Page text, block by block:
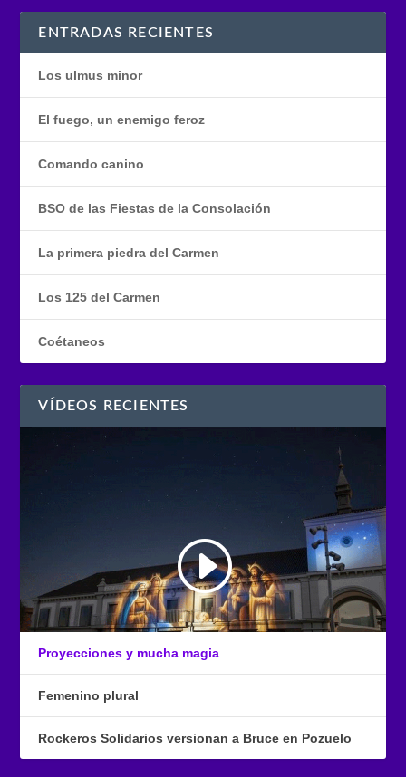
ENTRADAS RECIENTES
Los ulmus minor
El fuego, un enemigo feroz
Comando canino
BSO de las Fiestas de la Consolación
La primera piedra del Carmen
Los 125 del Carmen
Coétaneos
VÍDEOS RECIENTES
Proyecciones y mucha magia
Femenino plural
Rockeros Solidarios versionan a Bruce en Pozuelo